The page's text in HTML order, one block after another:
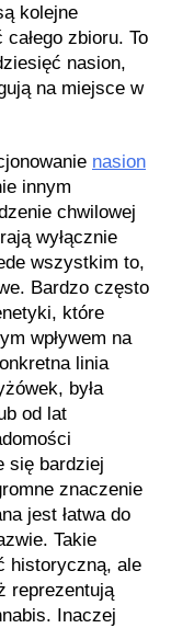
kolejne
zbioru. To
nasion,
na miejsce w
nasion
innym
chwilowej
wyłącznie
wszystkim to,
Bardzo często
które
wpływem na
linia
była
od lat
się bardziej
znaczenie
jest łatwa do
Takie
historyczną, ale
reprezentują
Inaczej